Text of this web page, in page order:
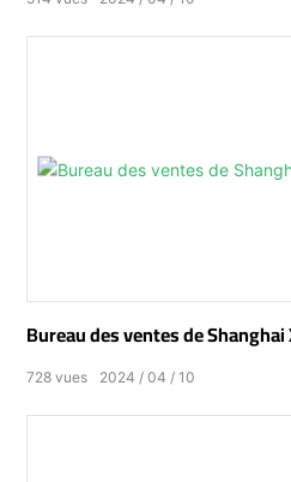
Bureau des ventes de
2024 04 10
728 vues